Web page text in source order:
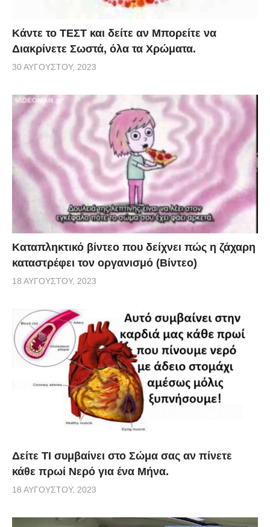
Κάντε το ΤΕΣΤ και δείτε αν Μπορείτε να
Διακρίνετε Σωστά, όλα τα Χρώματα.
30 ΑΥΓΟΎΣΤΟΥ, 2023
Καταπληκτικό βίντεο που δείχνει πώς η ζάχαρη
καταστρέφει τον οργανισμό (Βίντεο)
18 ΑΥΓΟΎΣΤΟΥ, 2023
Δείτε ΤΙ συμβαίνει στο Σώμα σας αν πίνετε
κάθε πρωί Νερό για ένα Μήνα.
18 ΑΥΓΟΎΣΤΟΥ, 2023